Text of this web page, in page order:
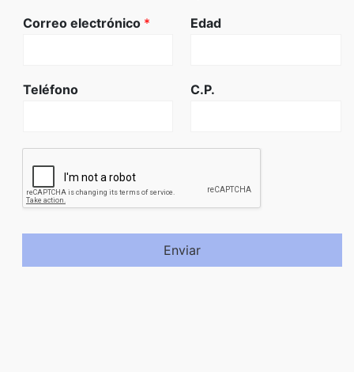
Correo electrónico * Edad
Teléfono C.P.
Enviar